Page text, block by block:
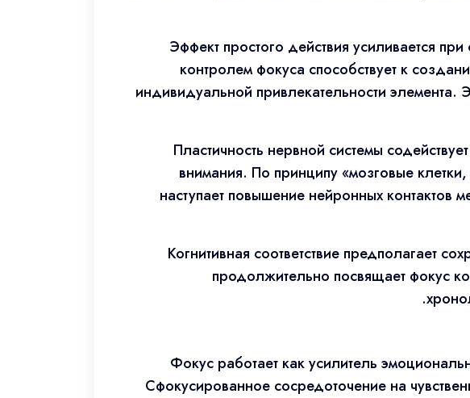
Эффект простого действия усиливается
контролем фокуса способствует к
индивидуальной привлекательности
Пластичность нервной системы
внимания. По принципу «мозговые
наступает повышение нейронных
Когнитивная соответствие предполагает
продолжительно посвящает фокус
Фокус работает как усилитель
Сфокусированное сосредоточение на